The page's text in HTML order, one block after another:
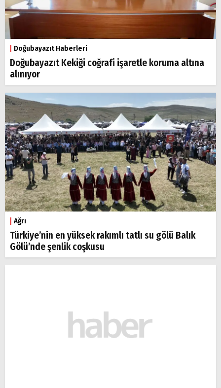
Doğubayazıt Haberleri
Doğubayazıt Kekiği coğrafi işaretle koruma altına
alınıyor
Ağrı
Türkiye’nin en yüksek rakımlı tatlı su gölü Balık
Gölü’nde şenlik coşkusu